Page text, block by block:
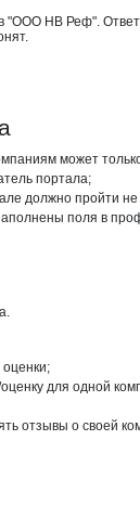
"ООО НВ Реф".
может
портала;
должно пройти
поля в
для одной
отзывы о своей